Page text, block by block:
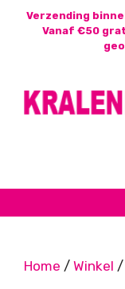
Verzending
Vanaf €50
Home / Winkel /